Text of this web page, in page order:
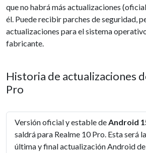
que no habrá más actualizaciones
él. Puede recibir parches de seguridad,
actualizaciones para el sistema
fabricante.
Historia de actualizaciones
Pro
Versión oficial y estable deAndroid
saldrá para Realme 10 Pro. Esta será la
última y final actualización Android